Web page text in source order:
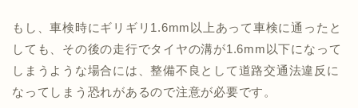
もし、車検時にギリギリ1.6mm以上あって車検に通ったと
しても、その後の走行でタイヤの溝が1.6mm以下になって
しまうような場合には、整備不良として道路交通法違反に
なってしまう恐れがあるので注意が必要です。